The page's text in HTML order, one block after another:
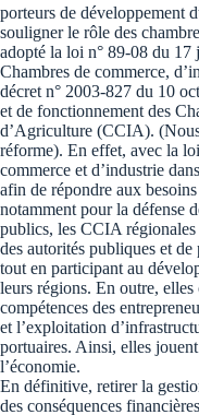
porteurs de développement
souligner le rôle des
adopté la loi n° 89-08 du 17
Chambres de commerce,
décret n° 2003-827 du 10
et de fonctionnement des
d’Agriculture (CCIA).
réforme). En effet, avec la
commerce et d’industrie
afin de répondre aux
notamment pour la défense
publics, les CCIA régionales
des autorités publiques et
tout en participant au
leurs régions. En outre,
compétences des
et l’exploitation
portuaires. Ainsi, elles
l’économie.
En définitive, retirer la
des conséquences